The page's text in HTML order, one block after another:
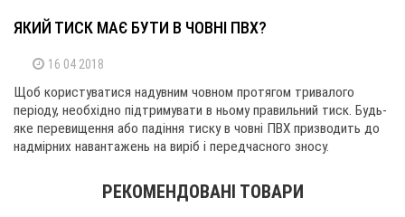
ЯКИЙ ТИСК МАЄ БУТИ В ЧОВНІ ПВХ?
16 04 2018
Щоб користуватися надувним човном протягом тривалого
періоду, необхідно підтримувати в ньому правильний тиск. Будь-
яке перевищення або падіння тиску в човні ПВХ призводить до
надмірних навантажень на виріб і передчасного зносу.